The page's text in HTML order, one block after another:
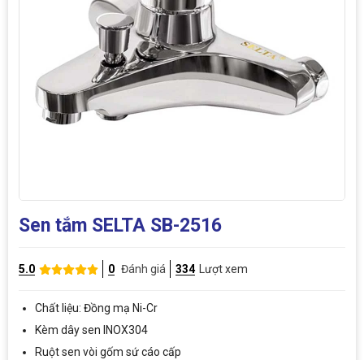
Sen tắm SELTA SB-2516
5.0 0 Đánh giá 334 Lượt xem
Chất liệu: Đồng mạ Ni-Cr
Kèm dây sen INOX304
Ruột sen vòi gốm sứ cáo cấp